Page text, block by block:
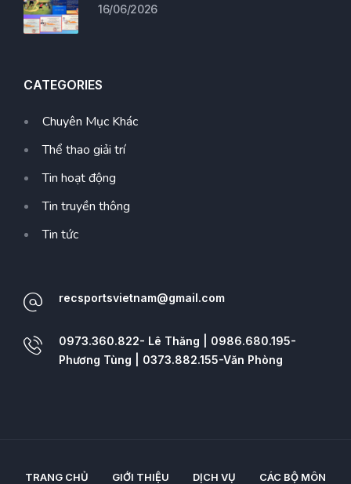
16/06/2026
CATEGORIES
Chuyên Mục Khác
Thể thao giải trí
Tin hoạt động
Tin truyền thông
Tin tức
recsportsvietnam@gmail.com
0973.360.822- Lê Thăng | 0986.680.195-
Phương Tùng | 0373.882.155-Văn Phòng
TRANG CHỦ GIỚI THIỆU DỊCH VỤ CÁC BỘ MÔN